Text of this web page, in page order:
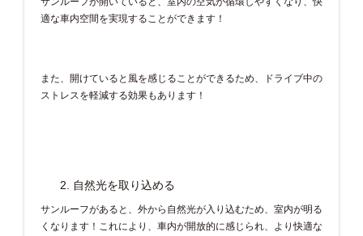
適な車内空間を実現することができます！
また、開けていると風を感じることができるため、ドライブ中の
ストレスを軽減する効果もあります！
自然光を取り込める
サンルーフがあると、外から自然光が入り込むため、室内が明る
くなります！これにより、車内が開放的に感じられ、より快適な